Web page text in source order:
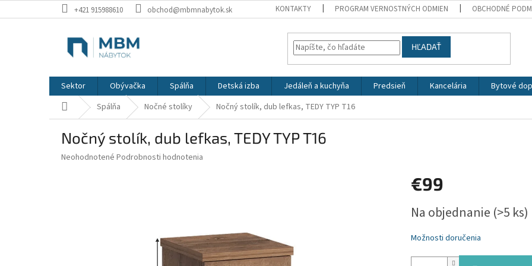
na
+421 915988610 obchod@mbmnabytok.sk KONTAKTY PROGRAM VERNOSTNÝCH ODMIEN OBCHODNÉ
HĽADAŤ
Sektor Obývačka Spálňa Detská izba Jedáleň a kuchyňa Predsieň Kancelária Bytové
DomovSpálňa Nočné stolíky Nočný stolík, dub lefkas, TEDY TYP T16
Nočný stolík, dub lefkas, TEDY TYP T16
Priemerné
Neohodnotené Podrobnosti hodnotenia
€99
cena:
Na objednanie (>5 ks)
Možnosti doručenia